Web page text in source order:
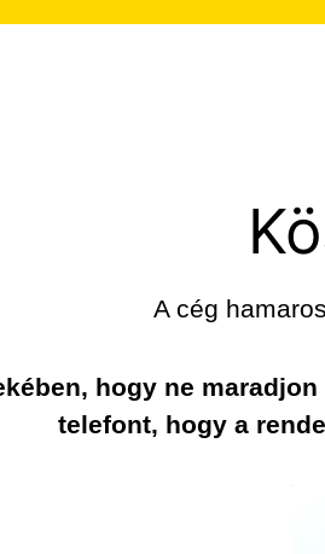
A cég
hogy ne
telefont, hogy a